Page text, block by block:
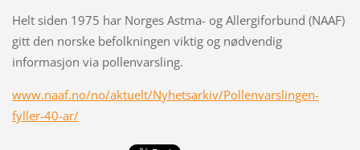
Helt siden 1975 har Norges Astma- og Allergiforbund (NAAF)
gitt den norske befolkningen viktig og nødvendig
informasjon via pollenvarsling.
www.naaf.no/no/aktuelt/Nyhetsarkiv/Pollenvarslingen-
fyller-40-ar/